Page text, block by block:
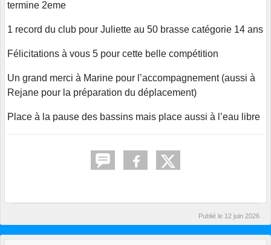
termine 2eme
1 record du club pour Juliette au 50 brasse catégorie 14 ans
Félicitations à vous 5 pour cette belle compétition
Un grand merci à Marine pour l’accompagnement (aussi à
Rejane pour la préparation du déplacement)
Place à la pause des bassins mais place aussi à l’eau libre
Publié le 12 juin 2026